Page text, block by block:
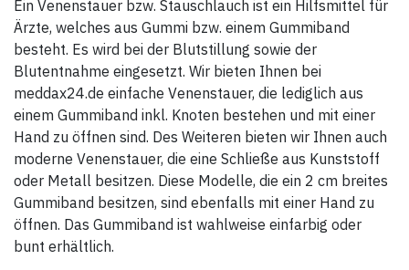
Ein Venenstauer bzw. Stauschlauch ist ein Hilfsmittel für
Ärzte, welches aus Gummi bzw. einem Gummiband
besteht. Es wird bei der Blutstillung sowie der
Blutentnahme eingesetzt. Wir bieten Ihnen bei
meddax24.de einfache Venenstauer, die lediglich aus
einem Gummiband inkl. Knoten bestehen und mit einer
Hand zu öffnen sind. Des Weiteren bieten wir Ihnen auch
moderne Venenstauer, die eine Schließe aus Kunststoff
oder Metall besitzen. Diese Modelle, die ein 2 cm breites
Gummiband besitzen, sind ebenfalls mit einer Hand zu
öffnen. Das Gummiband ist wahlweise einfarbig oder
bunt erhältlich.